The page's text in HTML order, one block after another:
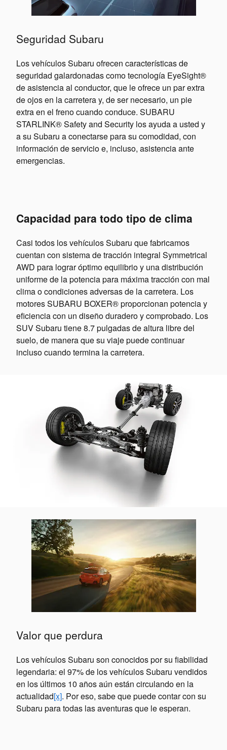
Seguridad Subaru
Los vehículos Subaru ofrecen características de
seguridad galardonadas como tecnología EyeSight®
de asistencia al conductor, que le ofrece un par extra
de ojos en la carretera y, de ser necesario, un pie
extra en el freno cuando conduce. SUBARU
STARLINK® Safety and Security los ayuda a usted y
a su Subaru a conectarse para su comodidad, con
información de servicio e, incluso, asistencia ante
emergencias.
Capacidad para todo tipo de clima
Casi todos los vehículos Subaru que fabricamos
cuentan con sistema de tracción integral Symmetrical
AWD para lograr óptimo equilibrio y una distribución
uniforme de la potencia para máxima tracción con mal
clima o condiciones adversas de la carretera. Los
motores SUBARU BOXER® proporcionan potencia y
eficiencia con un diseño duradero y comprobado. Los
SUV Subaru tiene 8.7 pulgadas de altura libre del
suelo, de manera que su viaje puede continuar
incluso cuando termina la carretera.
Valor que perdura
Los vehículos Subaru son conocidos por su fiabilidad
legendaria: el 97% de los vehículos Subaru vendidos
en los últimos 10 años aún están circulando en la
actualidad[x]. Por eso, sabe que puede contar con su
Subaru para todas las aventuras que le esperan.